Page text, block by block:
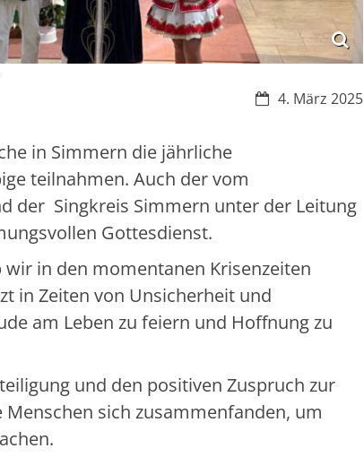
Datum:
4. März 2025
in Simmern die jährliche
teilnahmen. Auch der vom
der Singkreis Simmern unter der Leitung
Gottesdienst.
in den momentanen Krisenzeiten
in Zeiten von Unsicherheit und
am Leben zu feiern und Hoffnung zu
und den positiven Zuspruch zur
sich zusammenfanden, um